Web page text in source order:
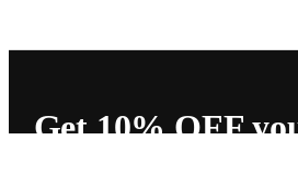
Get 10% OFF